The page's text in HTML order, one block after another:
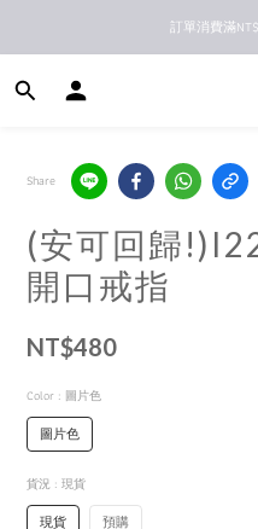
新馬港
訂單消費滿
新馬港
Share
(安可回歸
開口戒指
NT$480
Color : 圖片色
圖片色
貨況 : 現貨
現貨 預購